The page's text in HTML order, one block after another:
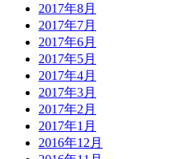
2017年8月
2017年7月
2017年6月
2017年5月
2017年4月
2017年3月
2017年2月
2017年1月
2016年12月